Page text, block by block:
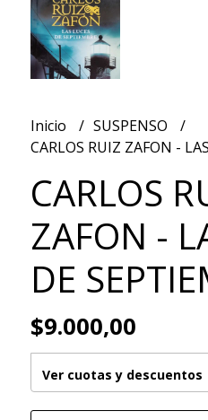
Inicio
SUSPENSO
CARLOS RUIZ ZAFON -
CARLOS
ZAFON -
DE
$9.000,00
Ver cuotas y descuentos